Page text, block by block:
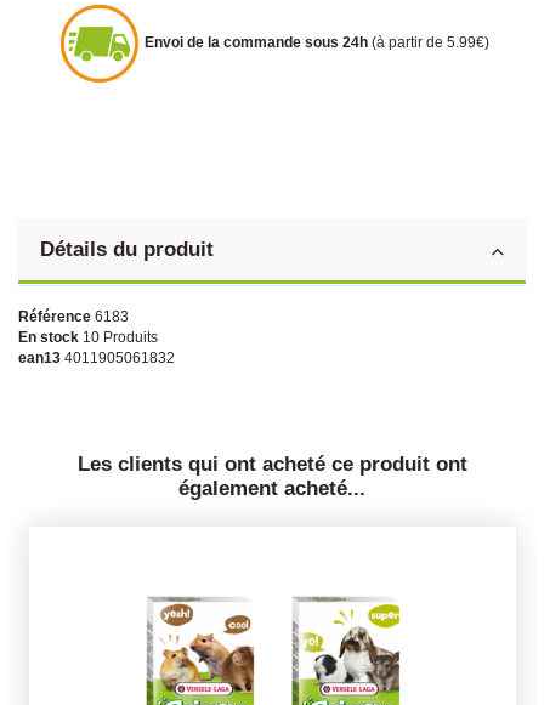
Envoi de la commande sous 24h (à partir de 5.99€)
Détails du produit
Référence 6183
En stock 10 Produits
ean13 4011905061832
Les clients qui ont acheté ce produit ont
également acheté...